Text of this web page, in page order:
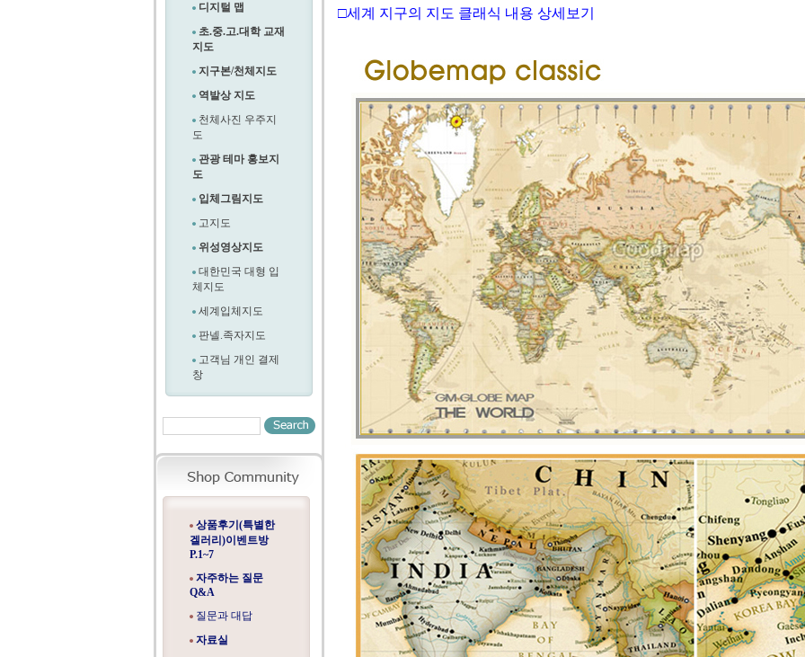
디지털 맵
초.중.고.대학 교재
지도
지구본/천체지도
역발상 지도
천체사진 우주지
도
관광 테마 홍보지
도
입체그림지도
고지도
위성영상지도
대한민국 대형 입
체지도
세계입체지도
판넬.족자지도
고객님 개인 결제
창
상품후기(특별한
겔러리)이벤트방
P.1~7
자주하는 질문
Q&A
질문과 대답
자료실
□세계 지구의 지도 클래식 내용 상세보기